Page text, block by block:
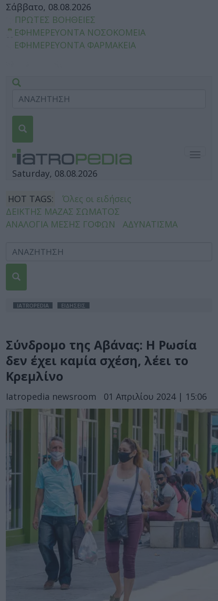
Σάββατο, 08.08.2026
ΠΡΩΤΕΣ ΒΟΗΘΕΙΕΣ
ΕΦΗΜΕΡΕΥΟΝΤΑ ΝΟΣΟΚΟΜΕΙΑ
ΕΦΗΜΕΡΕΥΟΝΤΑ ΦΑΡΜΑΚΕΙΑ
Saturday, 08.08.2026
HOT TAGS:
Όλες οι ειδήσεις
ΔΕΙΚΤΗΣ ΜΑΖΑΣ ΣΩΜΑΤΟΣ
ΑΝΑΛΟΓΙΑ ΜΕΣΗΣ ΓΟΦΩΝ
ΑΔΥΝΑΤΙΣΜΑ
IATROPEDIA ΕΙΔΗΣΕΙΣ
Σύνδρομο της Αβάνας: Η Ρωσία
δεν έχει καμία σχέση, λέει το
Κρεμλίνο
Iatropedia newsroom 01 Απριλίου 2024 | 15:06